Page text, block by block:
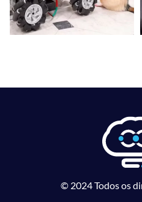
© 2024 Todos os